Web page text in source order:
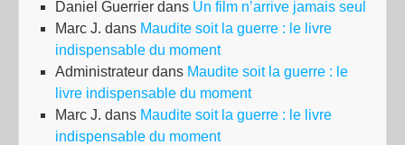
Daniel Guerrier dans Un film n’arrive jamais seul
Marc J. dans Maudite soit la guerre : le livre
indispensable du moment
Administrateur dans Maudite soit la guerre : le
livre indispensable du moment
Marc J. dans Maudite soit la guerre : le livre
indispensable du moment